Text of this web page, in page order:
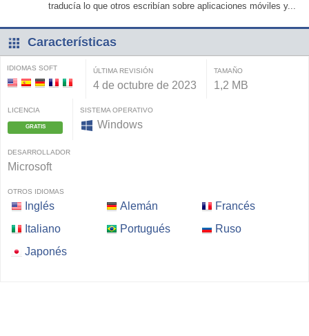
traducía lo que otros escribían sobre aplicaciones móviles y...
Características
IDIOMAS SOFT ÚLTIMA REVISIÓN
4 de octubre de 2023
TAMAÑO
1,2 MB
LICENCIA
GRATIS
SISTEMA OPERATIVO
Windows
DESARROLLADOR
Microsoft
OTROS IDIOMAS
Inglés Alemán
Francés
Italiano
Portugués
Ruso
Japonés